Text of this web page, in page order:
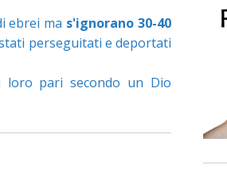
ebrei ma s'ignorano 30-40
perseguitati e deportati
loro pari secondo un Dio